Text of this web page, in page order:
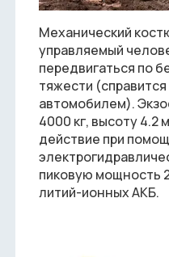
Механический
управляемый
передвигаться по
тяжести
автомобилем).
4000 кг, высоту 4.2
действие при
пиковую мощность
литий-ионных АКБ.